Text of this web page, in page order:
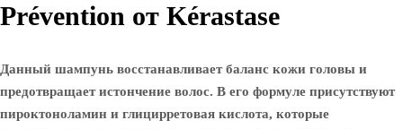
Prévention от Kérastase
Данный шампунь восстанавливает баланс кожи головы и
предотвращает истончение волос. В его формуле присутствуют
пироктоноламин и глицирретовая кислота, которые